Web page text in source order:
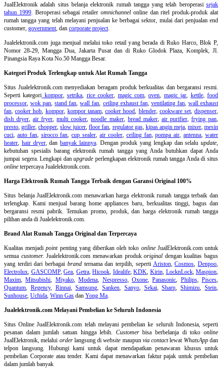
JualElektronik adalah situs belanja elektronik rumah tanggayang telah beroperasisejak
tahun 1999. Beroperasi sebagai retaileromnichannel online dan ritel produk-produk alat
rumah tangga yang telah melayani penjualan ke berbagai sektor, mulai dari penjualan end
customer, government, dan corporate project.
Jualelektronik.com juga menjual melalui toko retail yang berada di Ruko Harco, Blok P,
Nomor 28-29, Mangga Dua, Jakarta Pusat dan di Ruko Glodok Plaza, Komplek, Jl.
Pinangsia Raya Kota No.50 Mangga Besar.
Kategori Produk Terlengkap untuk Alat Rumah Tangga
Situs Jualelektronik.com menyediakan beragam produk berkualitas dan bergaransi resmi.
Seperti kategori kompor,setrika, rice cooker, magic com,oven, magic jar, kettle,food
processor,wok pan,stand fan,wall fan, ceiling exhaust fan, ventilating fan, wall exhaust
fan,cooker hob, kompor, kompor tanam,cooker hood, blender, cookware set,dispenser,
dish dryer,air fryer,multi cooker,noodle maker, bread maker, air purifier, frying pan,
presto,griller,chopper,slow juicer,floor fan, regulator gas, kipas angin meja, mixer,mesin
cuci, auto fan, sirocco fan,cup sealer,air cooler, ceiling fan,pompa air,antenna,water
heater, hair dryer, dan banyak lainnya. Dengan produk yang lengkap dan selalu update,
kebutuhan spesialis barang elektronik rumah tangga yang Anda butuhkan dapat Anda
jumpai segera. Lengkapi danupgrade perlengkapan elektronik rumah tangga Anda di situs
online terpercaya Jualelektronik.com.
Harga Elektronik Rumah Tangga Terbaik dengan Garansi Original 100%
Situs belanjaJualElektronik.com menawarkan harga elektronik rumah tangga terbaik dan
terlengkap. Kami menjual barang home appliances baru, berkualitas tinggi, bagus dan
bergaransi resmi pabrik. Temukan promo, produk, dan harga elektronik rumah tangga
pilihan anda di Jualelektronik.com.
Brand Alat Rumah Tangga Original dan Terpercaya
Kualitas menjadipointpenting yang diberikan oleh toko onlineJualElektronik.com untuk
semua customer. Jualelektronik.com menawarkan produkoriginal dengan kualitas bagus
yang terdiri dari berbagai brandternama dan terpilih, seperti Ariston,Cosmos,Denpoo,
Electrolux, GASCOMP,Gea, Getra,Hicook, Idealife,KDK, Kirin, LocknLock,Maspion,
Maxim,Mitsubishi, Miyako,Modena, Nespresso, Oxone,Panasonic, Philips, Pisces,
Quantum, Regency, Rinnai,Samsung,Sanken, Sanyo, Sekai,Sharp,Shimizu,Stein,
Sunhouse, Uchida, Winn Gas dan Yong Ma.
Jualelektronik.com Melayani Pembelian ke Seluruh Indonesia
Situs Online JualElektronik.com telah melayani pembelian ke seluruh Indonesia, seperti
pesanan dalam jumlah satuan hingga lebih. Customerbisa berbelanja di tokoonline
JualElektronik, melalui orderlangsung diwebsite maupun via contactlewat WhatsAppdan
telpon langsung. Hubungi kami untuk dapat mendapatkan penawaran khusus untuk
pembelian Corporate atau tender. Kami dapat menawarkan faktur pajak untuk pembelian
dalam jumlah banyak